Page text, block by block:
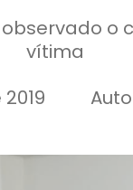
o
vítima